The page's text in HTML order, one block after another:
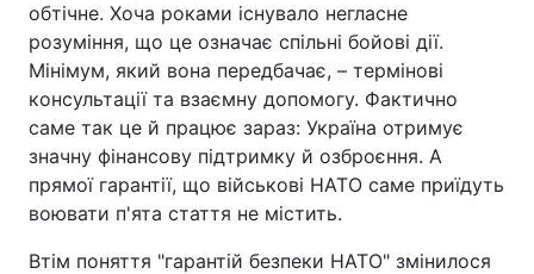
обтічне. Хоча роками існувало негласне
розуміння, що це означає спільні бойові дії.
Мінімум, який вона передбачає, – термінові
консультації та взаємну допомогу. Фактично
саме так це й працює зараз: Україна отримує
значну фінансову підтримку й озброєння. А
прямої гарантії, що військові НАТО саме приїдуть
воювати п'ята стаття не містить.
Втім поняття "гарантій безпеки НАТО" змінилося